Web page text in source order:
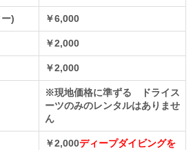
) ￥6,000
￥2,000
￥2,000
※現地価格に準ずる ドライス
ーツのみのレンタルはありませ
ん
￥2,000ディープダイビングを